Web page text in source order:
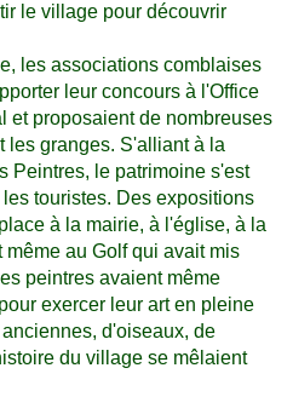
le village pour découvrir
les associations comblaises
leur concours à l'Office
et proposaient de nombreuses
les granges. S'alliant à la
Peintres, le patrimoine s'est
touristes. Des expositions
à la mairie, à l'église, à la
même au Golf qui avait mis
peintres avaient même
exercer leur art en pleine
d'oiseaux, de
du village se mêlaient